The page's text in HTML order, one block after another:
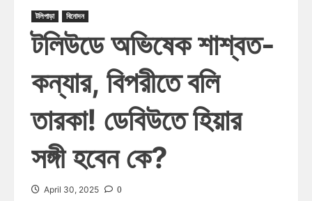
টলিপাড়া বিনোদন
টলিউডে অভিষেক শাশ্বত-
কন্যার, বিপরীতে বলি
তারকা! ডেবিউতে হিয়ার
সঙ্গী হবেন কে?
April 30, 2025 0